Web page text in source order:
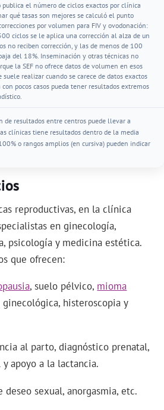
publica el número de ciclos exactos por clínica
qué tasas son mejores se calculó el punto
por volumen para FIV y ovodonación:
ciclos se le aplica una corrección al alza de un
no reciben corrección, y las de menos de 100
del 18%. Inseminación y otras técnicas no
la SEF no ofrece datos de volumen en esos
suele realizar cuando se carece de datos exactos
pocos casos pueda tener resultados extremos
de resultados entre centros puede llevar a
clínicas tiene resultados dentro de la media
o rangos amplios (en cursiva) pueden indicar
reproductivas, en la clínica
en ginecología,
psicología y medicina estética.
que ofrecen:
, suelo pélvico, mioma
ginecológica, histeroscopia y
al parto, diagnóstico prenatal,
apoyo a la lactancia.
deseo sexual, anorgasmia, etc.